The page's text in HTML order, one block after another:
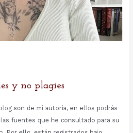
y no plagies
son de mi autoría, en ellos podrás
fuentes que he consultado para su